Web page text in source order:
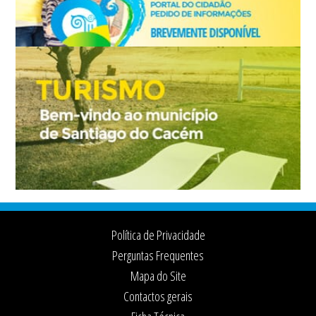
Footer
Política de Privacidade
Perguntas Frequentes
Mapa do Site
Contactos gerais